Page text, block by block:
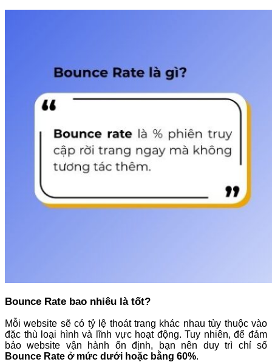
Bounce Rate bao nhiêu là tốt?
Mỗi website sẽ có tỷ lệ thoát trang khác nhau tùy thuộc vào
đặc thù loại hình và lĩnh vực hoạt động. Tuy nhiên, để đảm
bảo website vận hành ổn định, bạn nên duy trì chỉ số
Bounce Rate ở mức dưới hoặc bằng 60%.